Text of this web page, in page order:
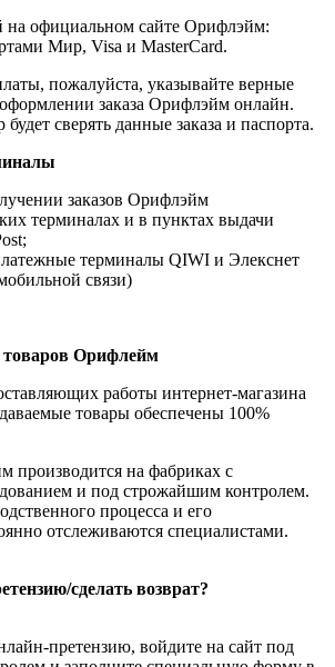
на официальном сайте Орифлэйм:
Мир, Visa и MasterCard.
пожалуйста, указывайте верные
заказа Орифлэйм онлайн.
сверять данные заказа и паспорта.
заказов Орифлэйм
терминалах и в пунктах выдачи
терминалы QIWI и Элекснет
связи)
товаров Орифлейм
работы интернет-магазина
товары обеспечены 100%
производится на фабриках с
и под строжайшим контролем.
процесса и его
отслеживаются специалистами.
сделать возврат?
претензию, войдите на сайт под